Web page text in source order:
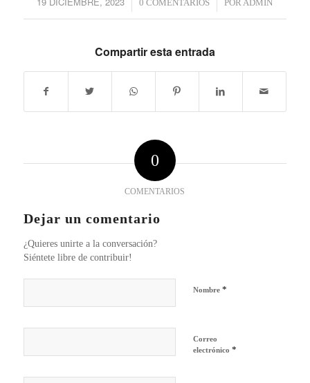
/ 0 COMENTARIOS
/ PORADMIN
Compartir esta entrada
0
COMENTARIOS
Dejar un comentario
¿Quieres unirte a la conversación?
Siéntete libre de contribuir!
Nombre *
Correo
electrónico *